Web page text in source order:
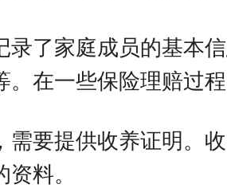
录了家庭成员的基本
在一些保险理赔过
需要提供收养证明。
料。